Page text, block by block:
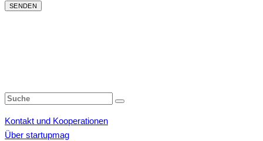
Kontakt und Kooperationen
Über startupmag